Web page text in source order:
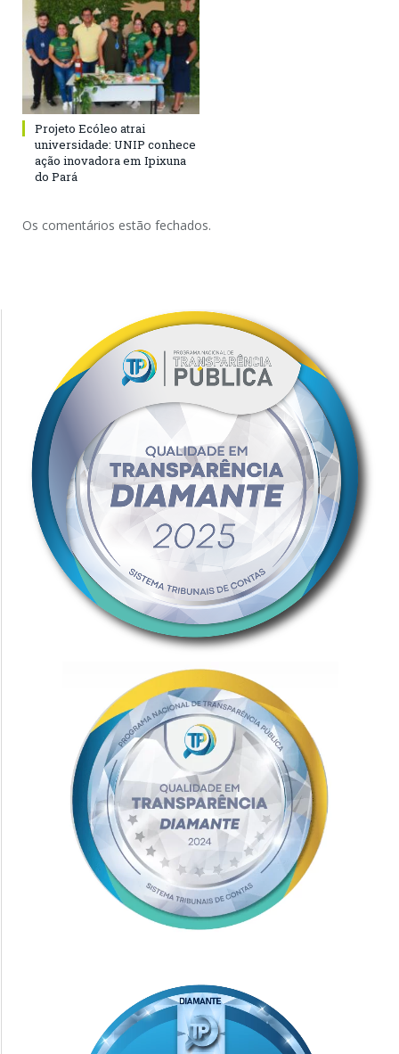
Projeto Ecóleo atrai
universidade: UNIP conhece
ação inovadora em Ipixuna
do Pará
Os comentários estão fechados.